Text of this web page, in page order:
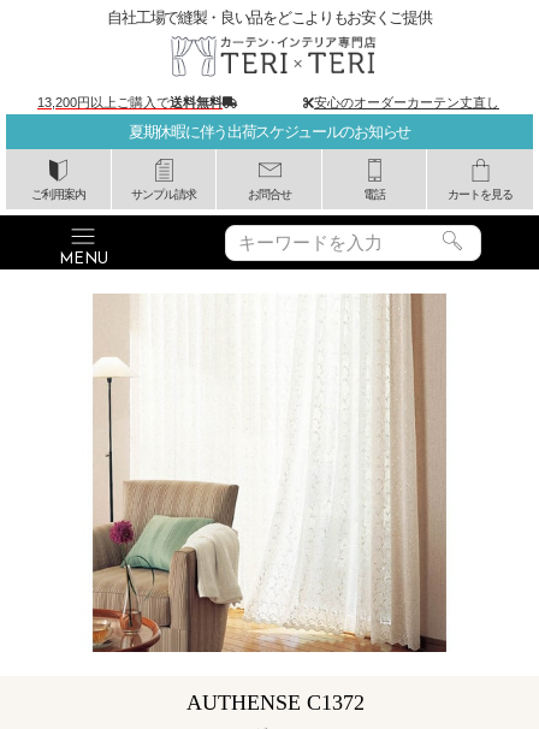
夏期休暇に伴う出荷スケジュールのお知らせ
ご利用案内 サンプル請求 お問合せ 電話 カートを見る
自社工場で縫製・良い品をどこよりもお安くご提供
13,200円以上ご購入で送料無料 安心のオーダーカーテン丈直し
AUTHENSE C1372